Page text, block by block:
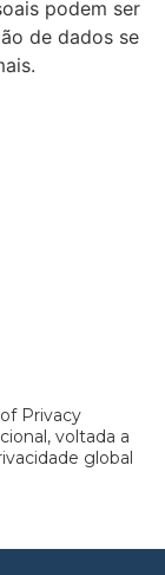
podem ser
de dados se
Privacy
voltada a
global